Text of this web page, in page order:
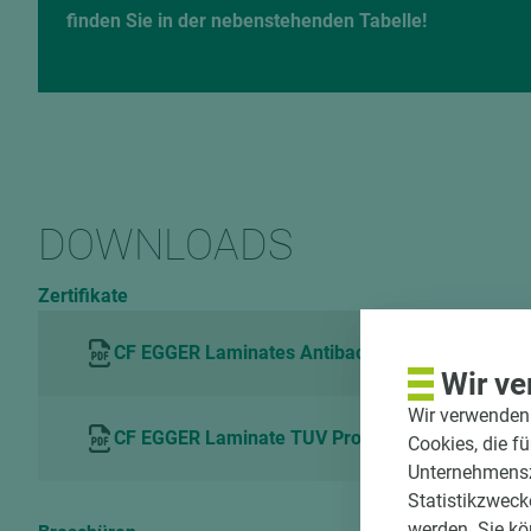
finden Sie in der nebenstehenden Tabelle!
DOWNLOADS
Zertifikate
CF EGGER Laminates Antibacterial Hohenstein
CF EGGER Laminate TUV ProfiCert product
Wir
Wir
Cookies, die